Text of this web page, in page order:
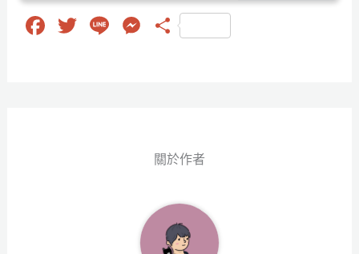
Fa
T
Li
M 分
關於作者